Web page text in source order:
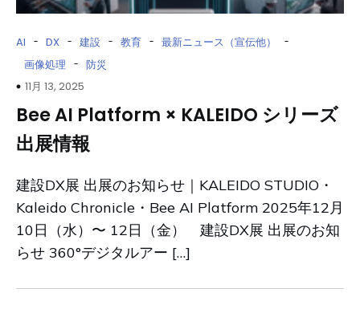
AI - DX - 建設 - 教育 - 最新ニュース（宣伝他） -
画像処理 - 防災
11月 13, 2025
Bee AI Platform × KALEIDO シリーズ
出展情報
建設DX展 出展のお知らせ｜KALEIDO STUDIO・
Kaleido Chronicle・Bee AI Platform 2025年12月
10日（水）〜 12日（金） 建設DX展 出展のお知
らせ 360°デジタルアー […]